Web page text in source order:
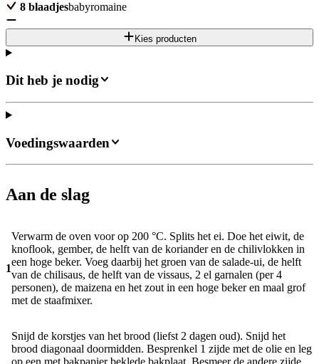
8 blaadjesbabyromaine
Kies producten
Dit heb je nodig
Aan de slag
1
Verwarm de oven voor op 200 °C. Splits het ei. Doe het eiwit, de
knoflook, gember, de helft van de koriander en de chilivlokken in
een hoge beker. Voeg daarbij het groen van de salade-ui, de helft
van de chilisaus, de helft van de vissaus, 2 el garnalen (per 4
personen), de maizena en het zout in een hoge beker en maal grof
met de staafmixer.
Snijd de korstjes van het brood (liefst 2 dagen oud). Snijd het
brood diagonaal doormidden. Besprenkel 1 zijde met de olie en leg
op een met bakpapier beklede bakplaat. Besmeer de andere zijde
Voedingswaarden